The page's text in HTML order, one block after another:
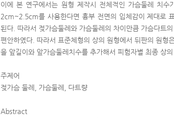
이에 본 연구에서는 원형 제작시 전체적인 가슴둘레 치수
2cm~2.5cm를 사용한다면 흉부 전면의 입체감이 제대로
된다. 따라서 젖가슴둘레와 가슴둘레의 차이만큼 가슴다트
편안하였다. 따라서 표준체형의 상의 원형에서 뒤판의 원형
을 앞길이와 앞가슴둘레치수를 추가해서 피험자별 최종 상
주제어
젖가슴 둘레, 가슴둘레, 다트량
Abstract